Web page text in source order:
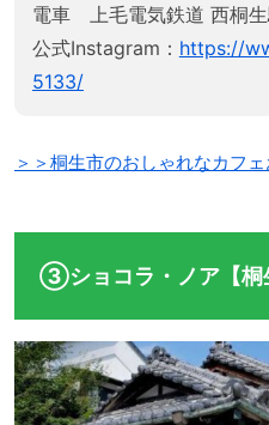
電車 上毛電気鉄道 西桐
公式Instagram： https://
5133/
＞＞桐生市のおしゃれなカフ
③ショコラ・ノア【桐